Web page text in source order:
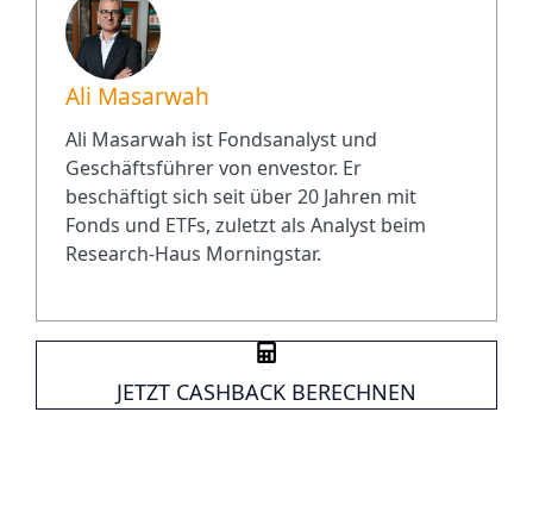
Ali Masarwah
Ali Masarwah ist Fondsanalyst und
Geschäftsführer von envestor. Er
beschäftigt sich seit über 20 Jahren mit
Fonds und ETFs, zuletzt als Analyst beim
Research-Haus Morningstar.
JETZT CASHBACK BERECHNEN